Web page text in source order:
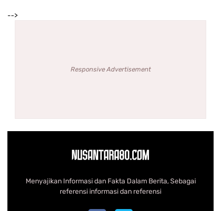
-->
Responsive Advertisement
Menyajikan Informasi dan Fakta Dalam Berita, Sebagai
referensi informasi dan referensi